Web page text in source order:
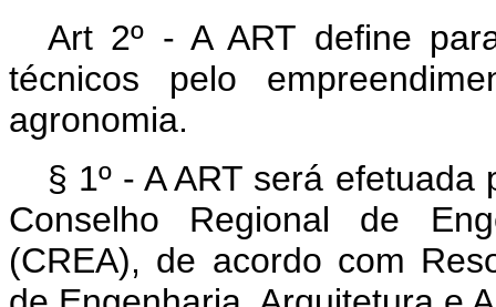
Art 2º - A ART define
técnicos pelo
agronomia.
§ 1º - A ART será
Conselho Regional de
(CREA), de acordo com